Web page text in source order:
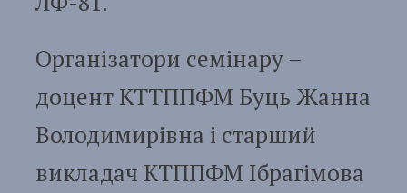
Організатори семінару –
доцент КТТППФМ Буць Жанна
Володимирівна і старший
викладач КТППФМ Ібрагімова